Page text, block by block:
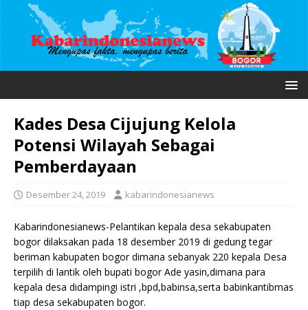
Kades Desa Cijujung Kelola
Potensi Wilayah Sebagai
Pemberdayaan
Desember 24, 2019 kabarindonesianews
Kabarindonesianews-Pelantikan kepala desa sekabupaten
bogor dilaksakan pada 18 desember 2019 di gedung tegar
beriman kabupaten bogor dimana sebanyak 220 kepala Desa
terpilih di lantik oleh bupati bogor Ade yasin,dimana para
kepala desa didampingi istri ,bpd,babinsa,serta babinkantibmas
tiap desa sekabupaten bogor.